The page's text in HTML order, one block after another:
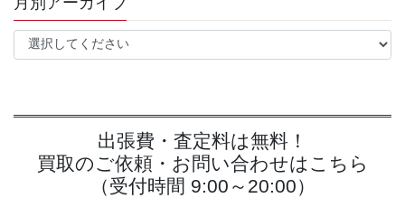
出張費・査定料は無料！
買取のご依頼・お問い合わせはこちら
（受付時間 9:00～20:00）